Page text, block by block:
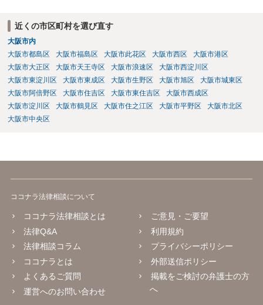
近くの市区町村を選び直す
大阪市内
大阪市都島区
大阪市福島区 大阪市此花区 大阪市西区
大阪市港区
大阪市大正区
大阪市天王寺区 大阪市浪速区
大阪市西淀川区
大阪市東淀川区
大阪市東成区 大阪市生野区 大阪市旭区
大阪市城東区
大阪市阿倍野区
大阪市住吉区 大阪市東住吉区
大阪市西成区
大阪市淀川区
大阪市鶴見区 大阪市住之江区 大阪市平野区
大阪市北区
大阪市中央区
ココナラ法律相談について
ココナラ法律相談とは
法律Q&A
法律相談コラム
ココナラとは
よくあるご質問
運営へのお問い合わせ
ご意見・ご要望
利用規約
プライバシーポリシー
外部送信ポリシー
掲載をご検討の弁護士の方
へ